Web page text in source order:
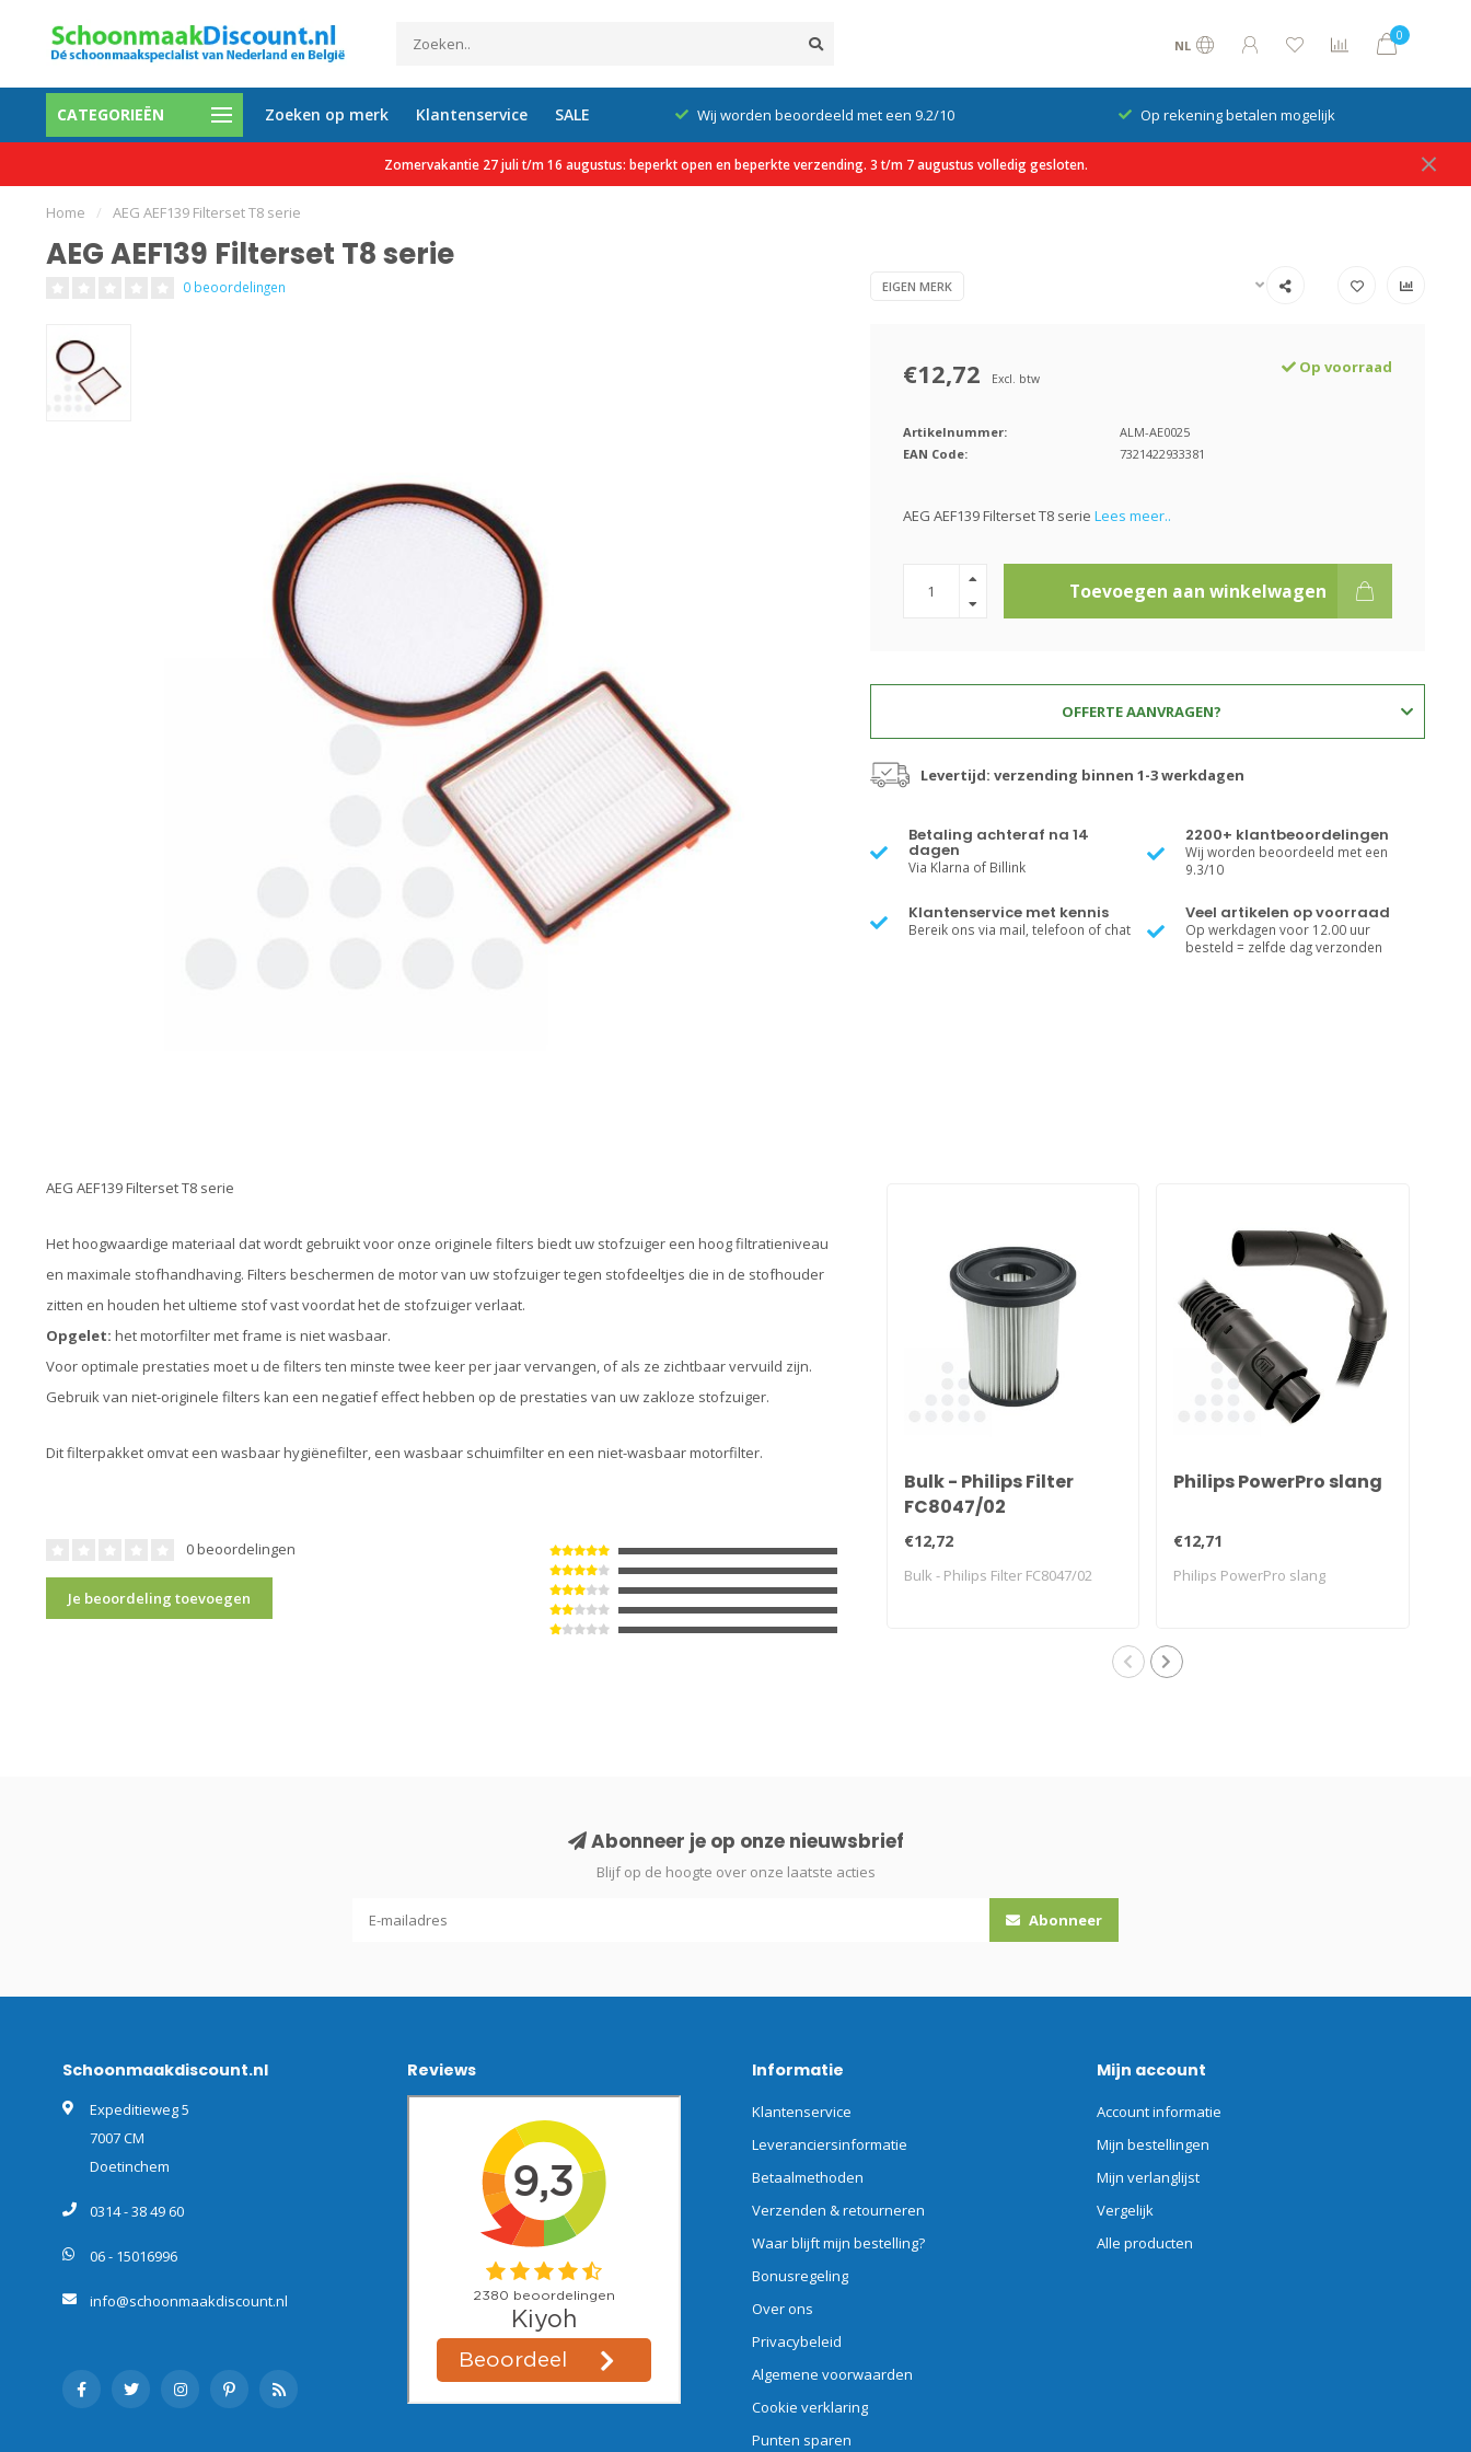
NL
0
CATEGORIEËN Zoeken op merk Klantenservice SALE
tevreden klanten Gratis verzending vanaf €150 excl. btw Wij worden beoordeeld met een 9.2/10 Op rekening betalen mogelijk
Zomervakantie 27 juli t/m 16 augustus: beperkt open en beperkte verzending. 3 t/m 7 augustus volledig gesloten.
Home / AEG AEF139 Filterset T8 serie
AEG AEF139 Filterset T8 serie
0 beoordelingen EIGEN MERK
€12,72 Excl. btw
Op voorraad
Artikelnummer:
ALM-AE0025
EAN Code:
7321422933381
AEG AEF139 Filterset T8 serie Lees meer..
Toevoegen aan winkelwagen
OFFERTE AANVRAGEN?
Levertijd: verzending binnen 1-3 werkdagen
Betaling achteraf na 14
dagen
Via Klarna of Billink
2200+ klantbeoordelingen
Wij worden beoordeeld met een
9.3/10
Klantenservice met kennis
Bereik ons via mail, telefoon of chat
Veel artikelen op voorraad
Op werkdagen voor 12.00 uur
besteld = zelfde dag verzonden
AEG AEF139 Filterset T8 serie
Het hoogwaardige materiaal dat wordt gebruikt voor onze originele filters biedt uw stofzuiger een hoog filtratieniveau
en maximale stofhandhaving. Filters beschermen de motor van uw stofzuiger tegen stofdeeltjes die in de stofhouder
zitten en houden het ultieme stof vast voordat het de stofzuiger verlaat.
Opgelet: het motorfilter met frame is niet wasbaar.
Voor optimale prestaties moet u de filters ten minste twee keer per jaar vervangen, of als ze zichtbaar vervuild zijn.
Gebruik van niet-originele filters kan een negatief effect hebben op de prestaties van uw zakloze stofzuiger.
Dit filterpakket omvat een wasbaar hygiënefilter, een wasbaar schuimfilter en een niet-wasbaar motorfilter.
0 beoordelingen
Je beoordeling toevoegen
Bulk - Philips Filter
FC8047/02
€12,72
Bulk - Philips Filter FC8047/02
Philips PowerPro slang
€12,71
Philips PowerPro slang
Abonneer je op onze nieuwsbrief
Blijf op de hoogte over onze laatste acties
Abonneer
Schoonmaakdiscount.nl
Expeditieweg 5
7007 CM
Doetinchem
0314 - 38 49 60
06 - 15016996
info@schoonmaakdiscount.nl
Reviews Informatie
Klantenservice
Leveranciersinformatie
Betaalmethoden
Verzenden & retourneren
Waar blijft mijn bestelling?
Bonusregeling
Over ons
Privacybeleid
Algemene voorwaarden
Cookie verklaring
Punten sparen
Mijn account
Account informatie
Mijn bestellingen
Mijn verlanglijst
Vergelijk
Alle producten